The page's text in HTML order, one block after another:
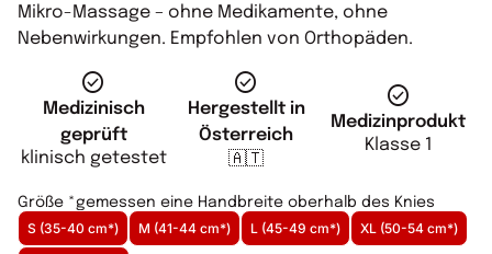
Mikro-Massage – ohne Medikamente, ohne
Nebenwirkungen. Empfohlen von Orthopäden.
check_circle
Medizinisch
geprüft
klinisch getestet
check_circle
Hergestellt in
Österreich
🇦🇹
check_circle
Medizinprodukt
Klasse 1
Größe *gemessen eine Handbreite oberhalb des Knies
S (35-40 cm*) M (41-44 cm*) L (45-49 cm*) XL (50-54 cm*)